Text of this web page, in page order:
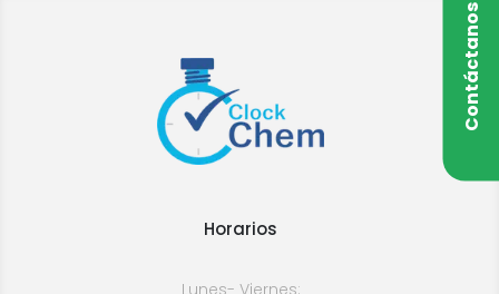
Contáctanos
Horarios